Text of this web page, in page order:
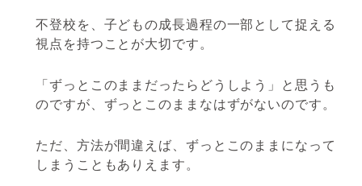
不登校を、子どもの成長過程の一部として捉える
視点を持つことが大切です。
「ずっとこのままだったらどうしよう」と思うも
のですが、ずっとこのままなはずがないのです。
ただ、方法が間違えば、ずっとこのままになって
しまうこともありえます。